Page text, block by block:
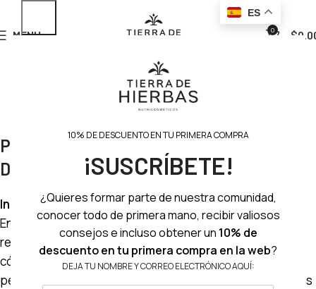
10% DE DESCUENTO EN TU PRIMERA COMPRA
¡SUSCRÍBETE!
¿Quieres formar parte de nuestra comunidad,
conocer todo de primera mano, recibir valiosos
consejos e incluso obtener un 10% de
descuento en tu primera compra en la web?
DEJA TU NOMBRE Y CORREO ELECTRÓNICO AQUÍ:
MENU 0 $
Política de Privacidad y Protección de
Datos Personales
Introducción
En Tierra De Hierbas, nos comprometemos a proteger y
respetar tu privacidad. Esta Política de Privacidad explica
cómo recogemos, utilizamos y protegemos tus datos
personales cuando accedes a nuestro sitio web o realizas
ES